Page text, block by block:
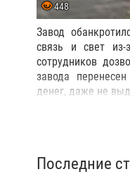
448
Завод
связь и свет
сотрудников
завода
денег, даже не
Последние